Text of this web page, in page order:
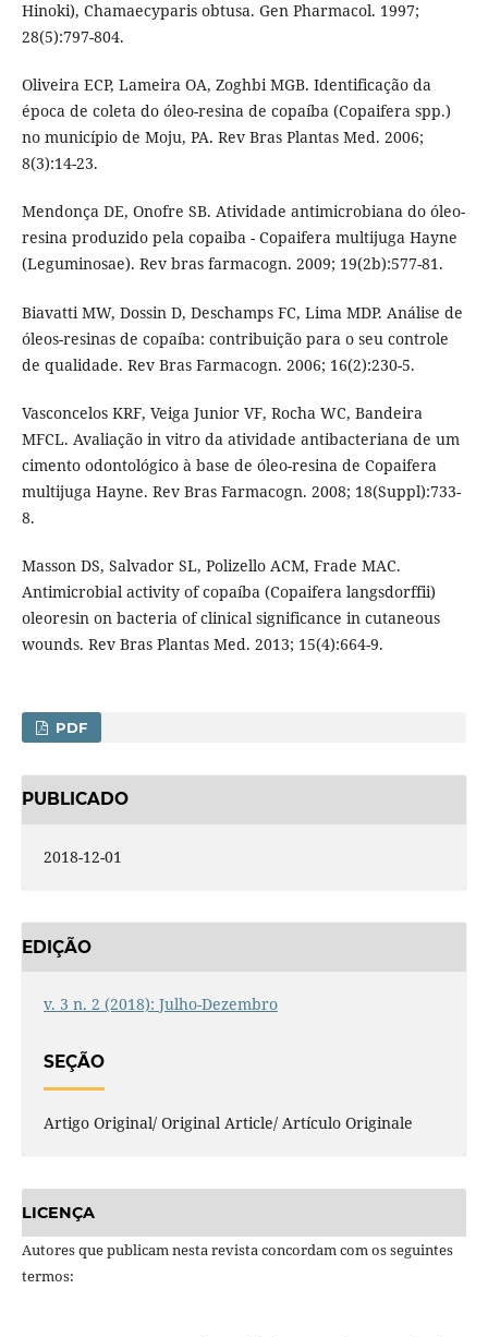
Hinoki), Chamaecyparis obtusa. Gen Pharmacol. 1997;
28(5):797-804.
Oliveira ECP, Lameira OA, Zoghbi MGB. Identificação da
época de coleta do óleo-resina de copaíba (Copaifera spp.)
no município de Moju, PA. Rev Bras Plantas Med. 2006;
8(3):14-23.
Mendonça DE, Onofre SB. Atividade antimicrobiana do óleo-
resina produzido pela copaiba - Copaifera multijuga Hayne
(Leguminosae). Rev bras farmacogn. 2009; 19(2b):577-81.
Biavatti MW, Dossin D, Deschamps FC, Lima MDP. Análise de
óleos-resinas de copaíba: contribuição para o seu controle
de qualidade. Rev Bras Farmacogn. 2006; 16(2):230-5.
Vasconcelos KRF, Veiga Junior VF, Rocha WC, Bandeira
MFCL. Avaliação in vitro da atividade antibacteriana de um
cimento odontológico à base de óleo-resina de Copaifera
multijuga Hayne. Rev Bras Farmacogn. 2008; 18(Suppl):733-
8.
Masson DS, Salvador SL, Polizello ACM, Frade MAC.
Antimicrobial activity of copaíba (Copaifera langsdorffii)
oleoresin on bacteria of clinical significance in cutaneous
wounds. Rev Bras Plantas Med. 2013; 15(4):664-9.
PDF
PUBLICADO
2018-12-01
EDIÇÃO
v. 3 n. 2 (2018): Julho-Dezembro
SEÇÃO
Artigo Original/ Original Article/ Artículo Originale
LICENÇA
Autores que publicam nesta revista concordam com os seguintes
termos: